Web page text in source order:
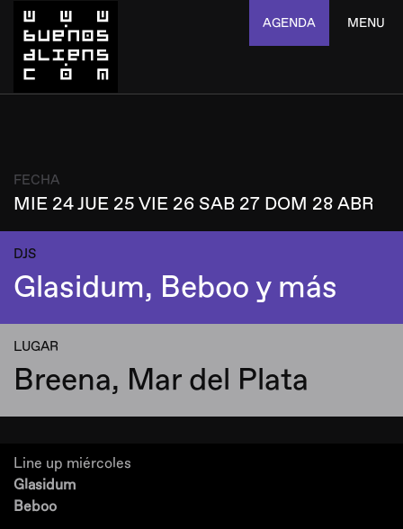
AGENDA MENU
FECHA
MIE 24 JUE 25 VIE 26 SAB 27 DOM 28 ABR
DJS
Glasidum, Beboo y más
LUGAR
Breena, Mar del Plata
Line up miércoles
Glasidum
Beboo